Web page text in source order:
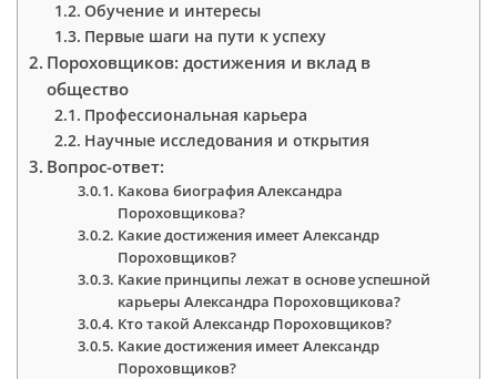
Обучение и интересы
Первые шаги на пути к успеху
Пороховщиков: достижения и вклад в
общество
Профессиональная карьера
Научные исследования и открытия
Вопрос-ответ:
Какова биография Александра
Пороховщикова?
Какие достижения имеет Александр
Пороховщиков?
Какие принципы лежат в основе успешной
карьеры Александра Пороховщикова?
Кто такой Александр Пороховщиков?
Какие достижения имеет Александр
Пороховщиков?